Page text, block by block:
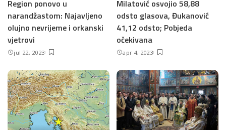
Region ponovo u
narandžastom: Najavljeno
olujno nevrijeme i orkanski
vjetrovi
jul 22, 2023
Milatović osvojio 58,88
odsto glasova, Đukanović
41,12 odsto; Pobjeda
očekivana
apr 4, 2023